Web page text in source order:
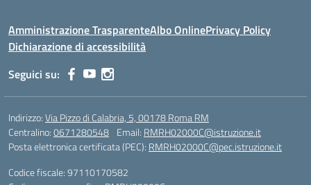
Amministrazione TrasparenteAlbo OnlinePrivacy Policy
Dichiarazione di accessibilità
Seguici su:
Indirizzo:Via Pizzo di Calabria, 5, 00178 Roma RM
Centralino:0671280548 Email: RMRH02000C@istruzione.it
Posta elettronica certificata (PEC): RMRH02000C@pec.istruzione.it
Codice fiscale: 97110170582